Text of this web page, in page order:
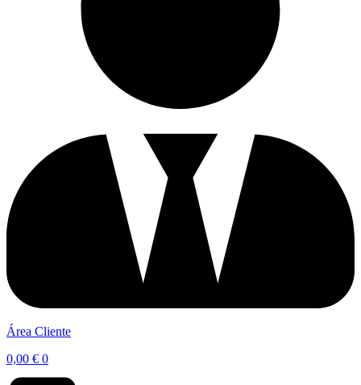
Área Cliente
0,00 € 0